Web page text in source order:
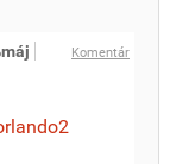
Komentár